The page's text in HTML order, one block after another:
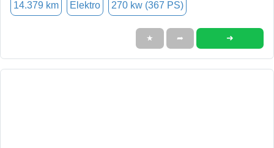
14.379 km Elektro 270 kw (367 PS)
★ ➦ ➜